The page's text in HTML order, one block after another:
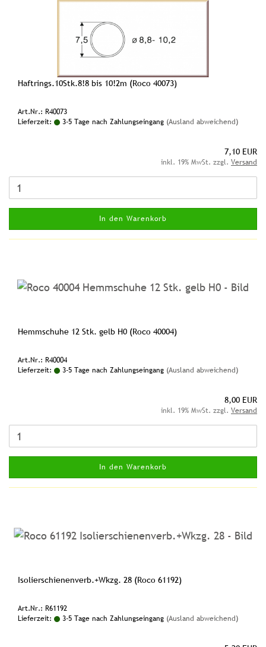
Haftrings.10Stk.8!8 bis 10!2m (Roco 40073)
Art.Nr.: R40073
Lieferzeit:
3-5 Tage nach Zahlungseingang (Ausland abweichend)
7,10 EUR
inkl. 19% MwSt. zzgl. Versand
In den Warenkorb
Hemmschuhe 12 Stk. gelb H0 (Roco 40004)
Art.Nr.: R40004
Lieferzeit:
3-5 Tage nach Zahlungseingang (Ausland abweichend)
8,00 EUR
inkl. 19% MwSt. zzgl. Versand
In den Warenkorb
Isolierschienenverb.+Wkzg. 28 (Roco 61192)
Art.Nr.: R61192
Lieferzeit:
3-5 Tage nach Zahlungseingang (Ausland abweichend)